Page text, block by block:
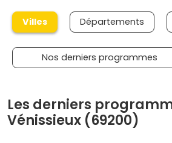
Villes Départements
Nos derniers programmes
Les derniers
Vénissieux (69200)